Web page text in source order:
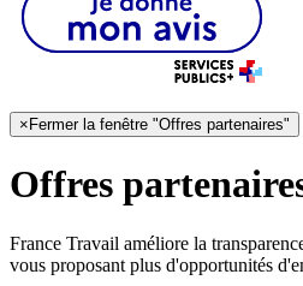
× Fermer la fenêtre "Offres partenaires"
Offres
France Travail améliore la
vous proposant plus d'opportunités